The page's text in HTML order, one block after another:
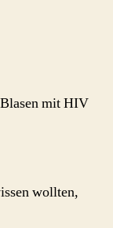
mit HIV
wollten,